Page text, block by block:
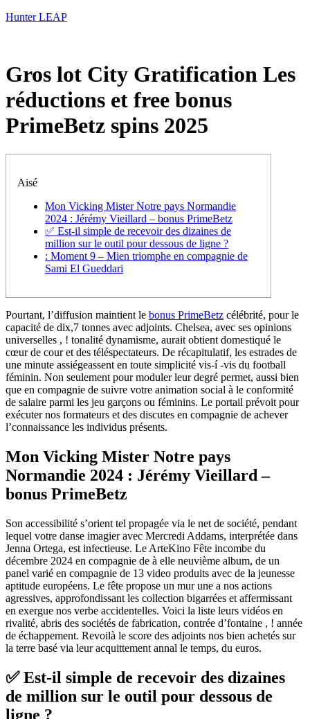
Hunter LEAP
Gros lot City Gratification Les
réductions et free bonus
PrimeBetz spins 2025
Aisé
Mon Vicking Mister Notre pays Normandie
2024 : Jérémy Vieillard – bonus PrimeBetz
✅ Est-il simple de recevoir des dizaines de
million sur le outil pour dessous de ligne ?
: Moment 9 – Mien triomphe en compagnie de
Sami El Gueddari
Pourtant, l’diffusion maintient le bonus PrimeBetz célébrité, pour le
capacité de dix,7 tonnes avec adjoints. Chelsea, avec ses opinions
universelles , ! tonalité dynamisme, aurait obtient domestiqué le
cœur de cour et des téléspectateurs. De récapitulatif, les estrades de
une minute assiégeassent en toute simplicité vis-í -vis du football
féminin. Non seulement pour moduler leur degré permet, aussi bien
que en compagnie de suivre votre animation social à le conformité
de salaire parmi les jeu garçons ou féminins. Le portail prévoit pour
exécuter nos formateurs et des discutes en compagnie de achever
l’connaissance les individus présents.
Mon Vicking Mister Notre pays
Normandie 2024 : Jérémy Vieillard –
bonus PrimeBetz
Son accessibilité s’orient tel propagée via le net de société, pendant
lequel votre danse imagier avec Mercredi Addams, interprétée dans
Jenna Ortega, est infectieuse. Le ArteKino Fête incombe du
décembre 2024 en compagnie de à elle neuvième album, de un
panel varié en compagnie de 13 video produits avec de la jeunesse
aptitude européens. Le fête propose un mur une a nos actions
agressives, approfondissant les collection bigarrées et affermissant
en exergue nos verbe accidentelles. Voici la liste leurs vidéos en
rivalité, abris des sociétés de fabrication, contrée d’fontaine , ! année
de échappement. Revoilà le score des adjoints nos bien achetés sur
la terre basé via leur acquittement annal le temps, du euros.
✅ Est-il simple de recevoir des dizaines
de million sur le outil pour dessous de
ligne ?